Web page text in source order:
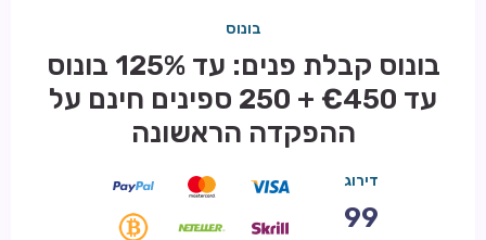
טיפים
בונוס
בונוס קבלת פנים: עד 125% בונוס
עד €450 + 250 ספינים חינם על
ההפקדה הראשונה
דירוג
99